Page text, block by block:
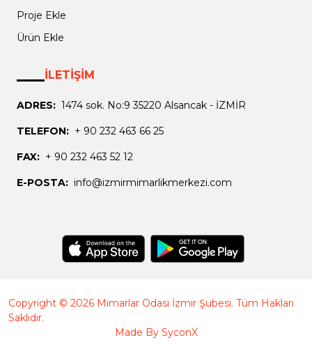
Proje Ekle
Ürün Ekle
İLETİŞİM
ADRES: 1474 sok. No:9 35220 Alsancak - İZMİR
TELEFON: + 90 232 463 66 25
FAX: + 90 232 463 52 12
E-POSTA: info@izmirmimarlikmerkezi.com
Copyright © 2026 Mimarlar Odası İzmir Şubesi. Tüm Hakları
Saklıdır.
Made By SyconX